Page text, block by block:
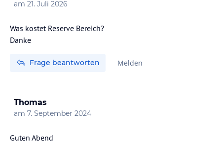
am 21. Juli 2026
Was kostet Reserve Bereich?
Danke
Frage beantworten Melden
Thomas
am 7. September 2024
Guten Abend